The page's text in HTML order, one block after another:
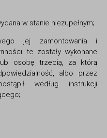
w stanie niezupełnym;
jej zamontowania i
te zostały wykonane
osobę trzecią, za którą
albo przez
według instrukcji